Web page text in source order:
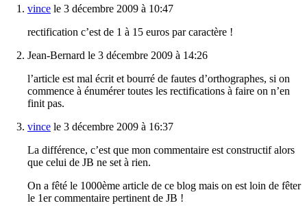
vince le 3 décembre 2009 à 10:47
rectification c’est de 1 à 15 euros par caractère !
Jean-Bernard le 3 décembre 2009 à 14:26
l’article est mal écrit et bourré de fautes d’orthographes, si on
commence à énumérer toutes les rectifications à faire on n’en
finit pas.
vince le 3 décembre 2009 à 16:37
La différence, c’est que mon commentaire est constructif alors
que celui de JB ne set à rien.
On a fêté le 1000ème article de ce blog mais on est loin de fêter
le 1er commentaire pertinent de JB !